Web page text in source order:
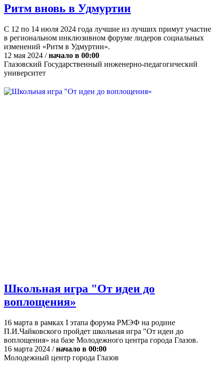
Ритм вновь в Удмуртии
С 12 по 14 июля 2024 года лучшие из лучших примут участие
в региональном инклюзивном форуме лидеров социальных
изменений «Ритм в Удмуртии».
12 мая 2024 /начало в 00:00
Глазовский Государственный инженерно-педагогический
университет
Школьная игра "От идеи до
воплощения»
16 марта в рамках I этапа форума РМЭФ на родине
П.И.Чайковского пройдет школьная игра "От идеи до
воплощения» на базе Молодежного центра города Глазов.
16 марта 2024 /начало в 00:00
Молодежный центр города Глазов